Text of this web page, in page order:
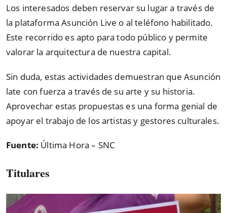
Los interesados deben reservar su lugar a través de
la plataforma Asunción Live o al teléfono habilitado.
Este recorrido es apto para todo público y permite
valorar la arquitectura de nuestra capital.
Sin duda, estas actividades demuestran que Asunción
late con fuerza a través de su arte y su historia.
Aprovechar estas propuestas es una forma genial de
apoyar el trabajo de los artistas y gestores culturales.
Fuente: Última Hora – SNC
Titulares